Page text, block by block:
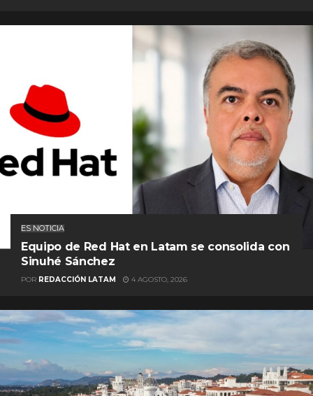
ES NOTICIA
Equipo de Red Hat en Latam se consolida con
Sinuhé Sánchez
POR REDACCIÓN LATAM 4 AGOSTO, 2026